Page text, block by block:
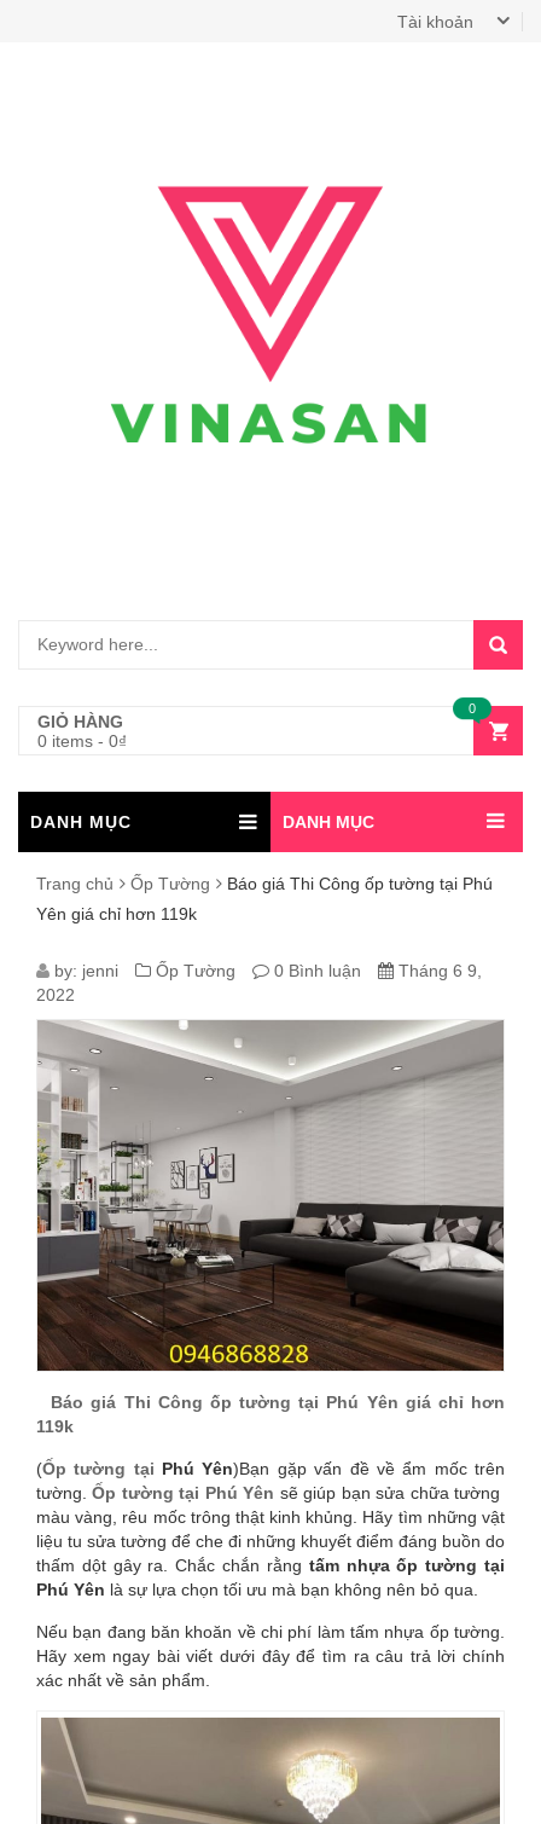
Tài khoản
GIỎ HÀNG
0 items - 0₫
0
DANH MỤC DANH MỤC
Trang chủ Ốp Tường
Báo giá Thi Công ốp tường tại Phú
Yên giá chỉ hơn 119k
BÁO
GIÁ
THI
CÔNG
ỐP
TƯỜNG
PHÚ
YÊN
GIÁ
CHỈ
HƠN
119K
by: jenni Ốp Tường 0 Bình luận
Tháng 6 9,
2022
Báo giá Thi Công ốp tường tại Phú Yên giá chỉ hơn
119k
(Ốp tường tại Phú Yên)Bạn gặp vấn đề về ẩm mốc trên
tường. Ốp tường tại Phú Yên sẽ giúp bạn sửa chữa tường
màu vàng, rêu mốc trông thật kinh khủng. Hãy tìm những vật
liệu tu sửa tường để che đi những khuyết điểm đáng buồn do
thấm dột gây ra. Chắc chắn rằng tấm nhựa ốp tường tại
Phú Yên là sự lựa chọn tối ưu mà bạn không nên bỏ qua.
Nếu bạn đang băn khoăn về chi phí làm tấm nhựa ốp tường.
Hãy xem ngay bài viết dưới đây để tìm ra câu trả lời chính
xác nhất về sản phẩm.